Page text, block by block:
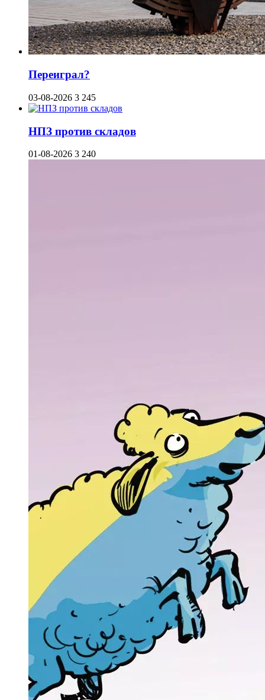
Переиграл?
03-08-2026 3 245
НПЗ против складов
01-08-2026 3 240